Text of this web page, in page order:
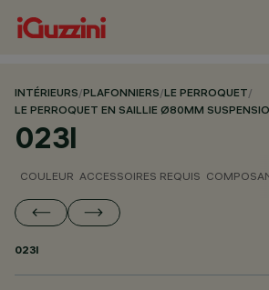
INTÉRIEURS/PLAFONNIERS/LE PERROQUET/
LE PERROQUET EN SAILLIE Ø80MM
023I
COULEUR ACCESSOIRES REQUIS
023I